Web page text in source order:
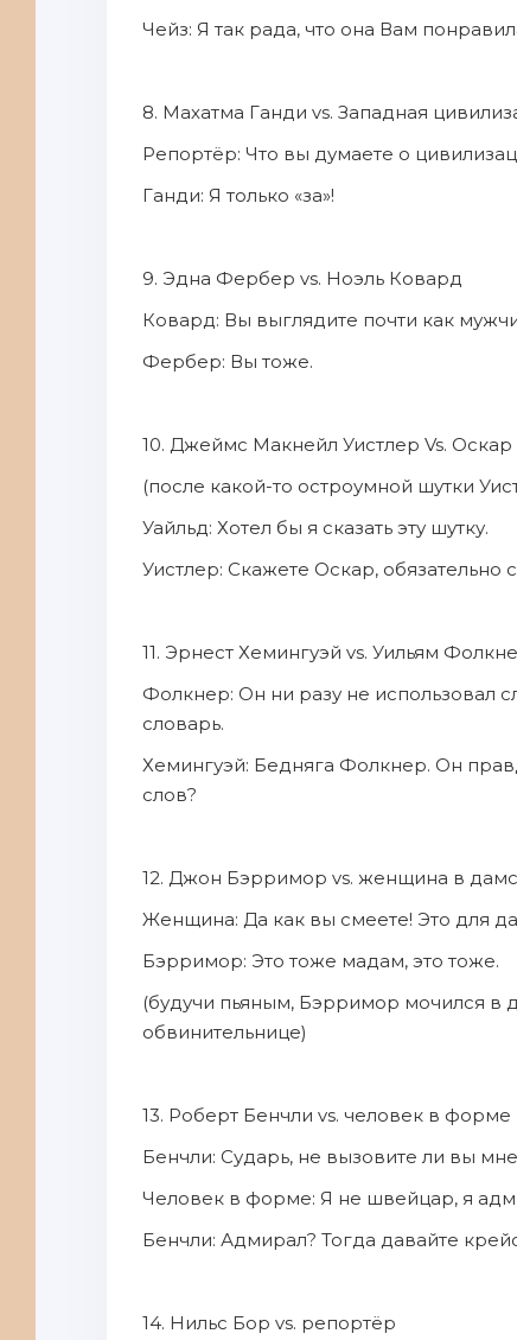
Чейз: Я так рада, что она Вам
8. Махатма Ганди vs. Западная
Репортёр: Что вы думаете о
Ганди: Я только «за»!
9. Эдна Фербер vs. Ноэль Ковард
Ковард: Вы выглядите почти как
Фербер: Вы тоже.
10. Джеймс Макнейл Уистлер Vs. Оскар
(после какой-то остроумной шутки
Уайльд: Хотел бы я сказать эту шутку.
Уистлер: Скажете Оскар, обязательно
11. Эрнест Хемингуэй vs. Уильям
Фолкнер: Он ни разу не использовал
словарь.
Хемингуэй: Бедняга Фолкнер. Он
слов?
12. Джон Бэрримор vs. женщина в
Женщина: Да как вы смеете! Это для
Бэрримор: Это тоже мадам, это тоже.
(будучи пьяным, Бэрримор мочился в
обвинительнице)
13. Роберт Бенчли vs. человек в форме
Бенчли: Сударь, не вызовите ли вы мне
Человек в форме: Я не швейцар, я
Бенчли: Адмирал? Тогда давайте
14. Нильс Бор vs. репортёр